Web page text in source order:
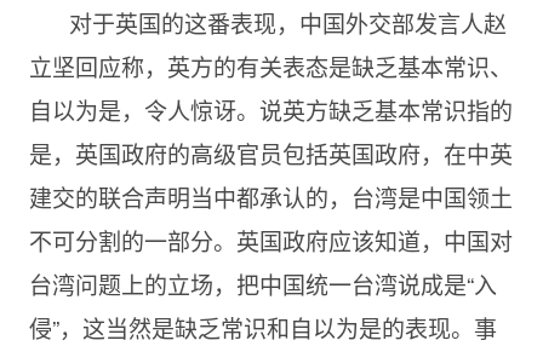
对于英国的这番表现，中国外交部发言人赵
立坚回应称，英方的有关表态是缺乏基本常识、
自以为是，令人惊讶。说英方缺乏基本常识指的
是，英国政府的高级官员包括英国政府，在中英
建交的联合声明当中都承认的，台湾是中国领土
不可分割的一部分。英国政府应该知道，中国对
台湾问题上的立场，把中国统一台湾说成是“入
侵”，这当然是缺乏常识和自以为是的表现。事